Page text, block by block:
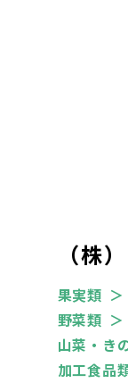
（株
果実類
野菜類
山菜・き
加工食品